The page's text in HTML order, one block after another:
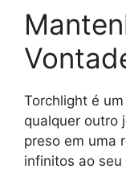
Torchlight é
qualquer outro
preso em uma
infinitos ao